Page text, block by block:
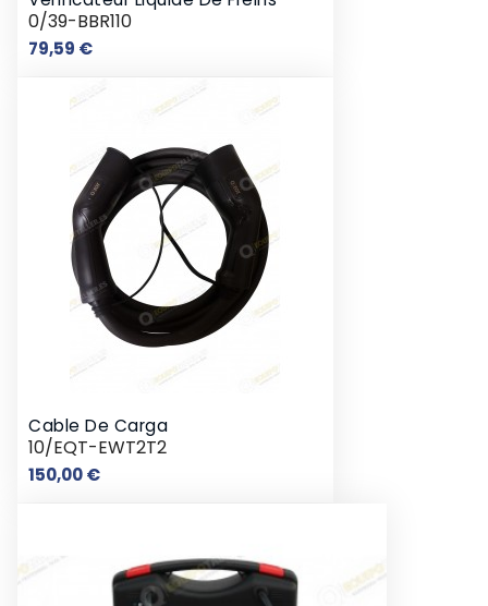
0/39-BBR110
79,59 €Prix
Cable De Carga
10/EQT-EWT2T2
150,00 €Prix